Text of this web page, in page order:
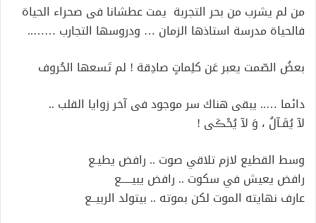
من لم يشرب من بحر التجربة يمت عطشانا فى صحراء الحياة
فالحياة مدرسة استاذها الزمان … ودروسها التجارب ……..
بعضُ الصّمت يعبر عَن كلِماتٍ صادِقة ! لم تَسعها الحُروف
دائما ….. يبقى هناك سر موجود فى آخر زوايا القلب ..
لآ يُقَـآلُ ، وَ لآ يُحْڪَى !
وسط القطيع لازم تلاقي صوت .. رافض يطيـع
رافض يعيش في سكوت .. رافض يبيـــــع
عارف نهايته الموت لكن بموته .. بيتولد الربيــع